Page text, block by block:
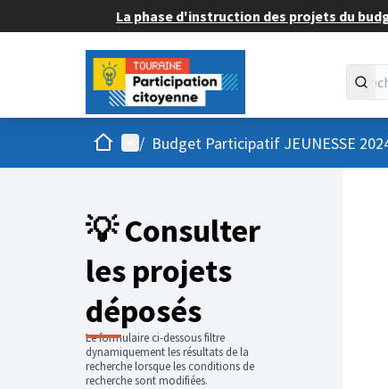
La phase d'instruction des projets du
AccueilMenu principal
/ Budget Participatif JEUNESSE
💡 Consulter
les projets
déposés
Le formulaire ci-dessous filtre
dynamiquement les résultats de la
recherche lorsque les conditions de
recherche sont modifiées.